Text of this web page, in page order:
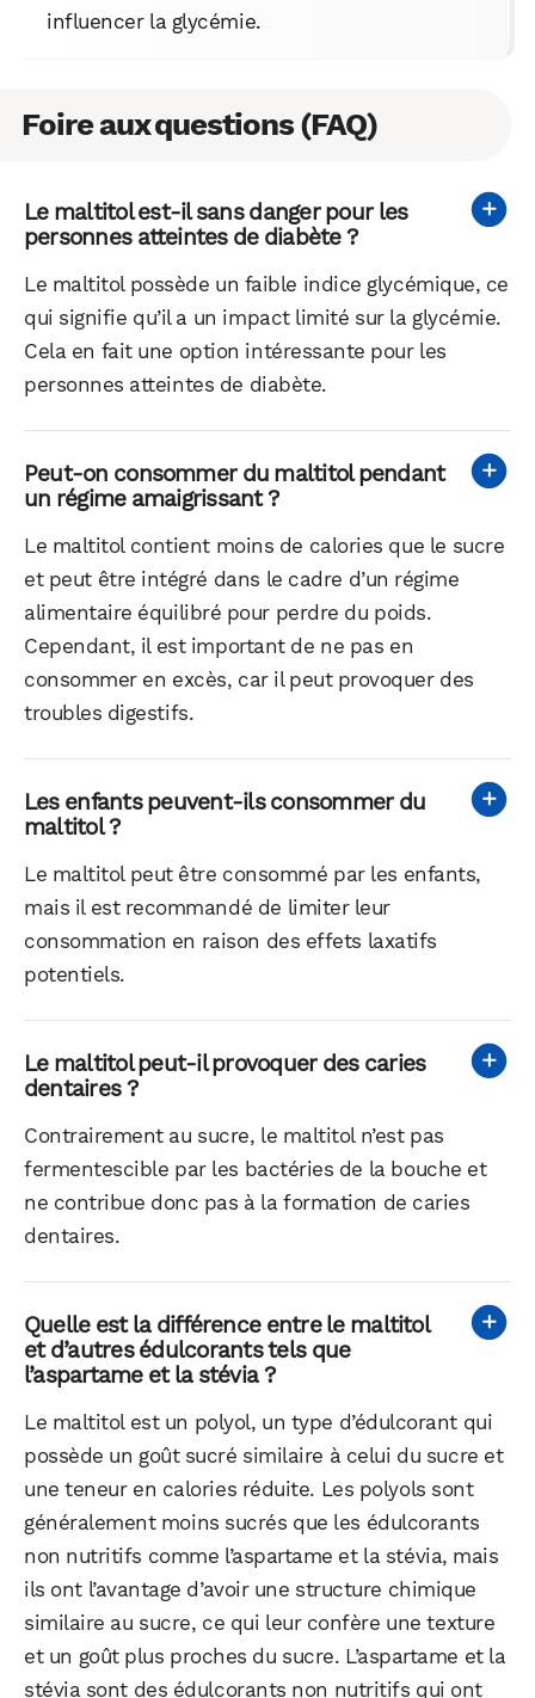
influencer la glycémie.
Foire aux questions (FAQ)
Le maltitol est-il sans danger pour les
personnes atteintes de diabète ?
Le maltitol possède un faible indice glycémique, ce
qui signifie qu’il a un impact limité sur la glycémie.
Cela en fait une option intéressante pour les
personnes atteintes de diabète.
Peut-on consommer du maltitol pendant
un régime amaigrissant ?
Le maltitol contient moins de calories que le sucre
et peut être intégré dans le cadre d’un régime
alimentaire équilibré pour perdre du poids.
Cependant, il est important de ne pas en
consommer en excès, car il peut provoquer des
troubles digestifs.
Les enfants peuvent-ils consommer du
maltitol ?
Le maltitol peut être consommé par les enfants,
mais il est recommandé de limiter leur
consommation en raison des effets laxatifs
potentiels.
Le maltitol peut-il provoquer des caries
dentaires ?
Contrairement au sucre, le maltitol n’est pas
fermentescible par les bactéries de la bouche et
ne contribue donc pas à la formation de caries
dentaires.
Quelle est la différence entre le maltitol
et d’autres édulcorants tels que
l’aspartame et la stévia ?
Le maltitol est un polyol, un type d’édulcorant qui
possède un goût sucré similaire à celui du sucre et
une teneur en calories réduite. Les polyols sont
généralement moins sucrés que les édulcorants
non nutritifs comme l’aspartame et la stévia, mais
ils ont l’avantage d’avoir une structure chimique
similaire au sucre, ce qui leur confère une texture
et un goût plus proches du sucre. L’aspartame et la
stévia sont des édulcorants non nutritifs qui ont